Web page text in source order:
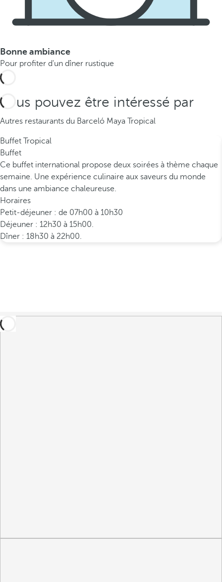
Bonne ambiance
Pour profiter d'un dîner rustique
Vous pouvez être intéressé par
Autres restaurants du Barceló Maya Tropical
Buffet Tropical
Buffet
Ce buffet international propose deux soirées à thème chaque
semaine. Une expérience culinaire aux saveurs du monde
dans une ambiance chaleureuse.
Horaires
Petit-déjeuner : de 07h00 à 10h30
Déjeuner : 12h30 à 15h00.
Dîner : 18h30 à 22h00.